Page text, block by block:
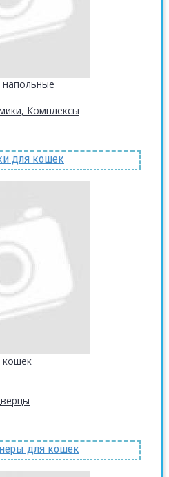
Комплексы
для кошек
кошек
для кошек